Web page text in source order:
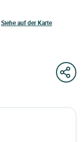
Siehe auf der Karte